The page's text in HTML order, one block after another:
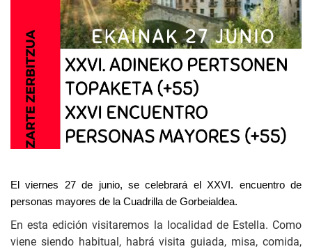
El viernes 27 de junio, se celebrará el XXVI. encuentro de
personas mayores de la Cuadrilla de Gorbeialdea.
En esta edición visitaremos la localidad de Estella. Como
viene siendo habitual, habrá visita guiada, misa, comida,